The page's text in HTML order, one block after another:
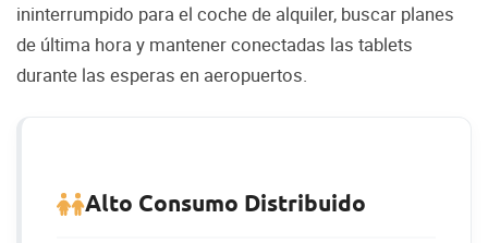
ininterrumpido para el coche de alquiler, buscar planes
de última hora y mantener conectadas las tablets
durante las esperas en aeropuertos.
Alto Consumo Distribuido